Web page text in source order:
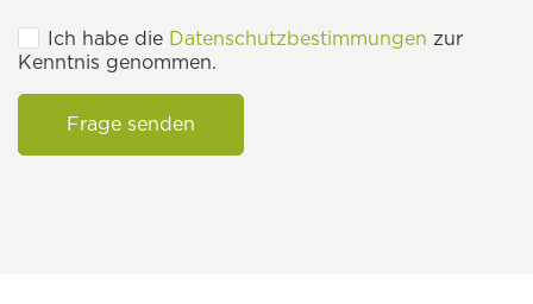
Ich habe die Datenschutzbestimmungen zur
Kenntnis genommen.
Frage senden